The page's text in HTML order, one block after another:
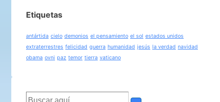
Etiquetas
antártida cielo demonios el pensamiento el sol estados unidos
extraterrestres felicidad guerra humanidad jesús la verdad navidad
obama ovni paz temor tierra vaticano
Buscar